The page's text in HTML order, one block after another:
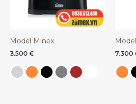
Model Minex
3.500 € 7.300